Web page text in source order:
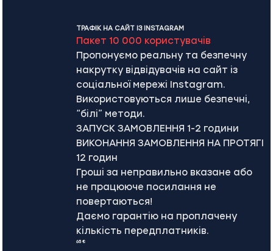
ТРАФІК НА САЙТ ІЗ INSTAGRAM
Пакет 10 000 користувачів
Пропонуємо реальну та безпечну
накрутку відвідувачів на сайт із
соціальної мережі Instagram.
Використовуються лише безпечні,
“білі” методи.
ЗАПУСК ЗАМОВЛЕННЯ 1-2 години
ВИКОНАННЯ ЗАМОВЛЕННЯ НА ПРОТЯГІ
12 годин
Гроші за неправильно вказане або
не працююче посилання не
повертаються!
Даємо гарантію на проплачену
кількість передплатників.
65 €